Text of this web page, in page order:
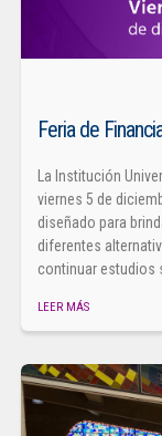
Feria de
La Institución
viernes 5 de
diseñado para
diferentes
continuar estudios
LEER MÁS